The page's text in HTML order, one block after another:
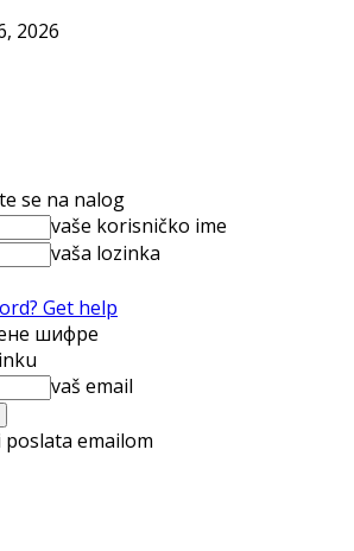
2026
se na nalog
vaše korisničko ime
vaša lozinka
Get help
шифре
vaš email
emailom